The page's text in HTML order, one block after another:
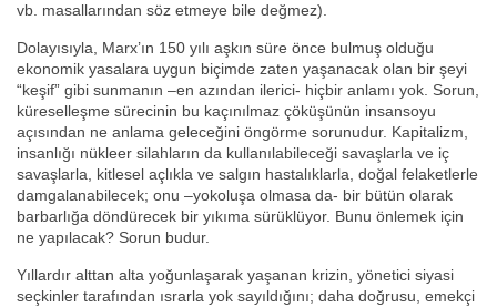
vb. masallarından söz etmeye bile değmez).
Dolayısıyla, Marx’ın 150 yılı aşkın süre önce bulmuş olduğu
ekonomik yasalara uygun biçimde zaten yaşanacak olan bir şeyi
“keşif” gibi sunmanın –en azından ilerici- hiçbir anlamı yok. Sorun,
küreselleşme sürecinin bu kaçınılmaz çöküşünün insansoyu
açısından ne anlama geleceğini öngörme sorunudur. Kapitalizm,
insanlığı nükleer silahların da kullanılabileceği savaşlarla ve iç
savaşlarla, kitlesel açlıkla ve salgın hastalıklarla, doğal felaketlerle
damgalanabilecek; onu –yokoluşa olmasa da- bir bütün olarak
barbarlığa döndürecek bir yıkıma sürüklüyor. Bunu önlemek için
ne yapılacak? Sorun budur.
Yıllardır alttan alta yoğunlaşarak yaşanan krizin, yönetici siyasi
seçkinler tarafından ısrarla yok sayıldığını; daha doğrusu, emekçi